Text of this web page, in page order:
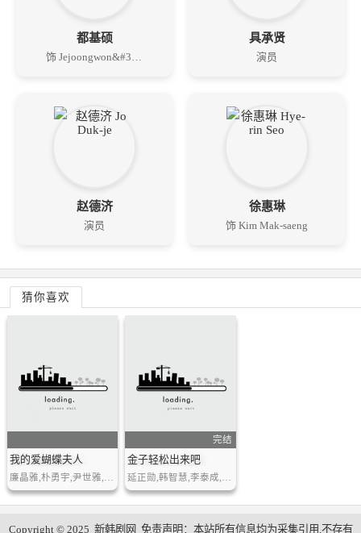
都基硕
饰 Jejoongwon&#39;s chair bearer, Mong-chong
具承贤
演员
赵德济
演员
徐惠琳
饰 Kim Mak-saeng
猜你喜欢
我的爱蝴蝶夫人
完结
金子轻松出来吧
Copyright © 2025 新韩剧网 免责声明：本站所有信息均为采集引用,不存有